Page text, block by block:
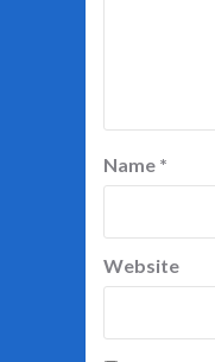
Name *
Website